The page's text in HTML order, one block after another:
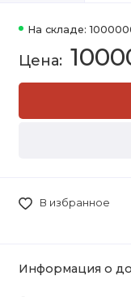
На складе:
В избранное
Информация о